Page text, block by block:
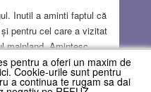
Inutil a aminti faptul că
pentru cel care a vizitat
mainland. Amintesc
cu cea mai
totul acolo e influențat
pentru a oferi un maxim de
Cookie-urile sunt pentru
a continua te rugam sa dai